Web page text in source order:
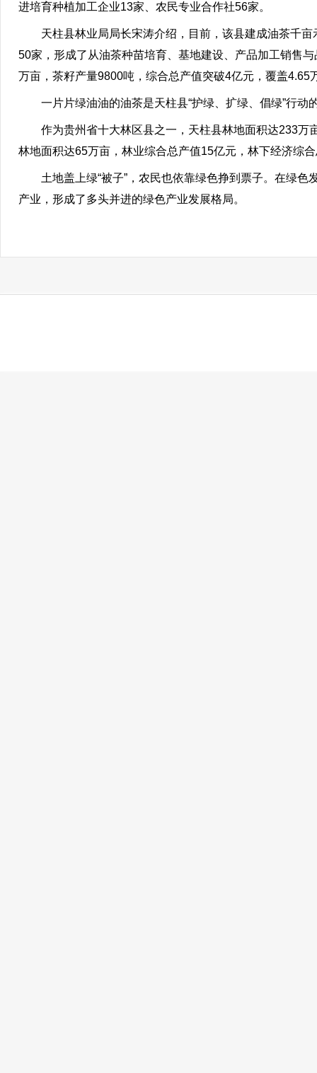
进培育种植加工企业13家、农民专业合作社56家。
天柱县林业局局长宋涛介绍，目前，该县建成油茶千
50家，形成了从油茶种苗培育、基地建设、产品加工销售
万亩，茶籽产量9800吨，综合总产值突破4亿元，覆盖4.65
一片片绿油油的油茶是天柱县“护绿、扩绿、倡绿”行动
作为贵州省十大林区县之一，天柱县林地面积达233
林地面积达65万亩，林业综合总产值15亿元，林下经济综
土地盖上绿“被子”，农民也依靠绿色挣到票子。在绿
产业，形成了多头并进的绿色产业发展格局。